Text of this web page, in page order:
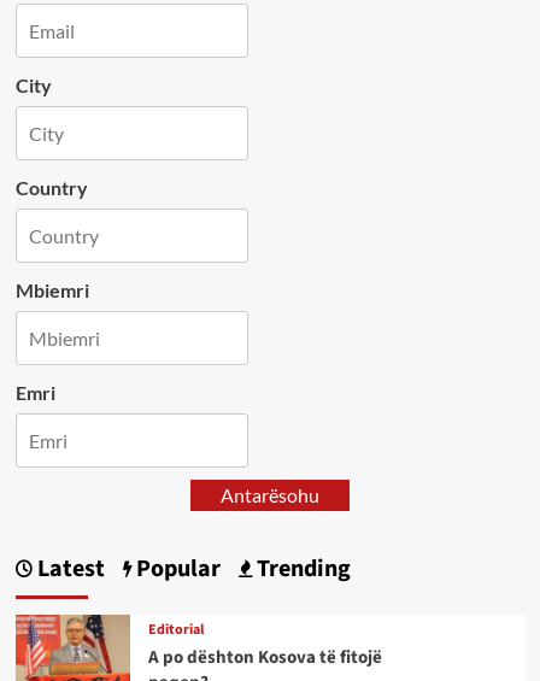
City
Country
Mbiemri
Emri
Antarësohu
Latest Popular Trending
Editorial
A po dështon Kosova të fitojë